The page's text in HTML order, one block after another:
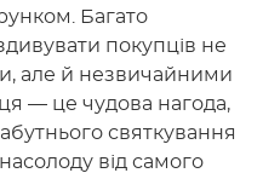
Багато
покупців не
але й незвичайними
— це чудова нагода,
святкування
від самого